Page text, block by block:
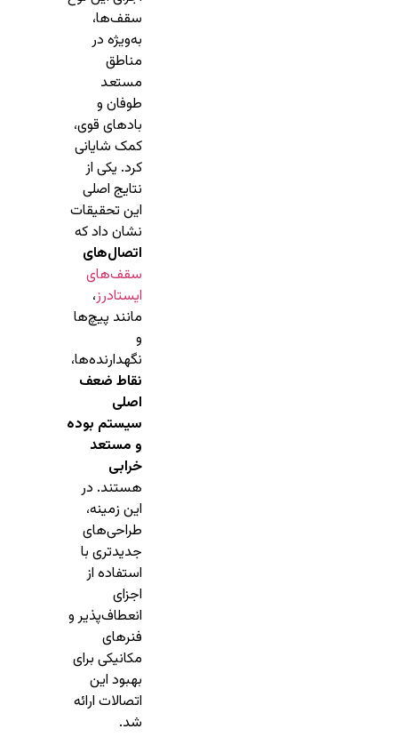
سقف‌ها،
به‌ویژه در
مناطق
مستعد
طوفان و
بادهای قوی،
کمک شایانی
کرد. یکی از
نتایج اصلی
این تحقیقات
نشان داد که
اتصال‌های
سقف‌های
ایستادرز،
مانند پیچ‌ها
و
نگهدارنده‌ها،
نقاط ضعف
اصلی
سیستم بوده
و مستعد
خرابی
هستند. در
این زمینه،
طراحی‌های
جدیدتری با
استفاده از
اجزای
انعطاف‌پذیر و
فنرهای
مکانیکی برای
بهبود این
اتصالات ارائه
شد.